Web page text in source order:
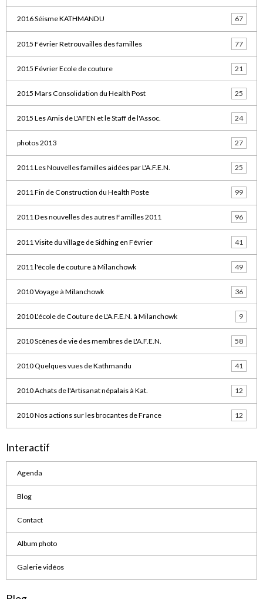
2016 Séisme KATHMANDU 67
2015 Février Retrouvailles des familles 77
2015 Février Ecole de couture 21
2015 Mars Consolidation du Health Post 25
2015 Les Amis de L'AFEN et le Staff de l'Assoc. 24
photos 2013 27
2011 Les Nouvelles familles aidées par L'A.F.E.N. 25
2011 Fin de Construction du Health Poste 99
2011 Des nouvelles des autres Familles 2011 96
2011 Visite du village de Sidhing en Février 41
2011 l'école de couture à Milanchowk 49
2010 Voyage à Milanchowk 36
2010 L'école de Couture de L'A.F.E.N. à Milanchowk 9
2010 Scènes de vie des membres de L'A.F.E.N. 58
2010 Quelques vues de Kathmandu 41
2010 Achats de l'Artisanat népalais à Kat. 12
2010 Nos actions sur les brocantes de France 12
Interactif
Agenda
Blog
Contact
Album photo
Galerie vidéos